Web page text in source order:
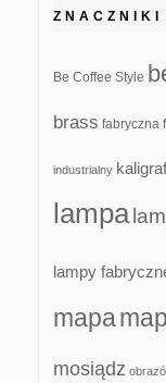
ZNACZNIKI
Be Coffee Style
brass fabryczna
industrialny
lampa
lampy
mapa
mosiądz